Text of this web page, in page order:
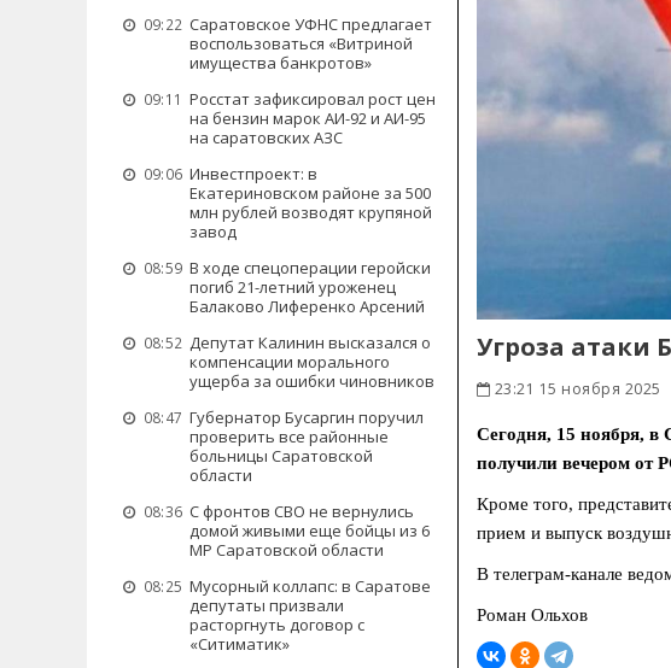
09:22 Саратовское УФНС предлагает
воспользоваться «Витриной
имущества банкротов»
09:11 Росстат зафиксировал рост цен
на бензин марок АИ-92 и АИ-95
на саратовских АЗС
09:06 Инвестпроект: в
Екатериновском районе за 500
млн рублей возводят крупяной
завод
08:59 В ходе спецоперации геройски
погиб 21-летний уроженец
Балаково Лиференко Арсений
08:52 Депутат Калинин высказался о
компенсации морального
ущерба за ошибки чиновников
08:47 Губернатор Бусаргин поручил
проверить все районные
больницы Саратовской
области
08:36 С фронтов СВО не вернулись
домой живыми еще бойцы из 6
МР Саратовской области
08:25 Мусорный коллапс: в Саратове
депутаты призвали
расторгнуть договор с
«Ситиматик»
Угроза атаки
23:21 15 ноября 2025
Сегодня, 15 ноября, в
получили вечером от
Кроме того,
прием и выпуск
В телеграм-канале
Роман Ольхов